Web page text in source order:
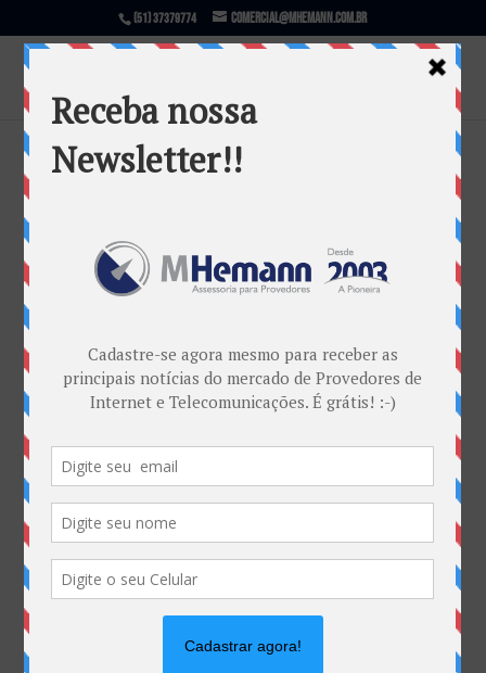
(51) 37379774 comercial@mhemann.com.br
NIC.BR inicia cobranças pelo uso do
Marketing MHemann